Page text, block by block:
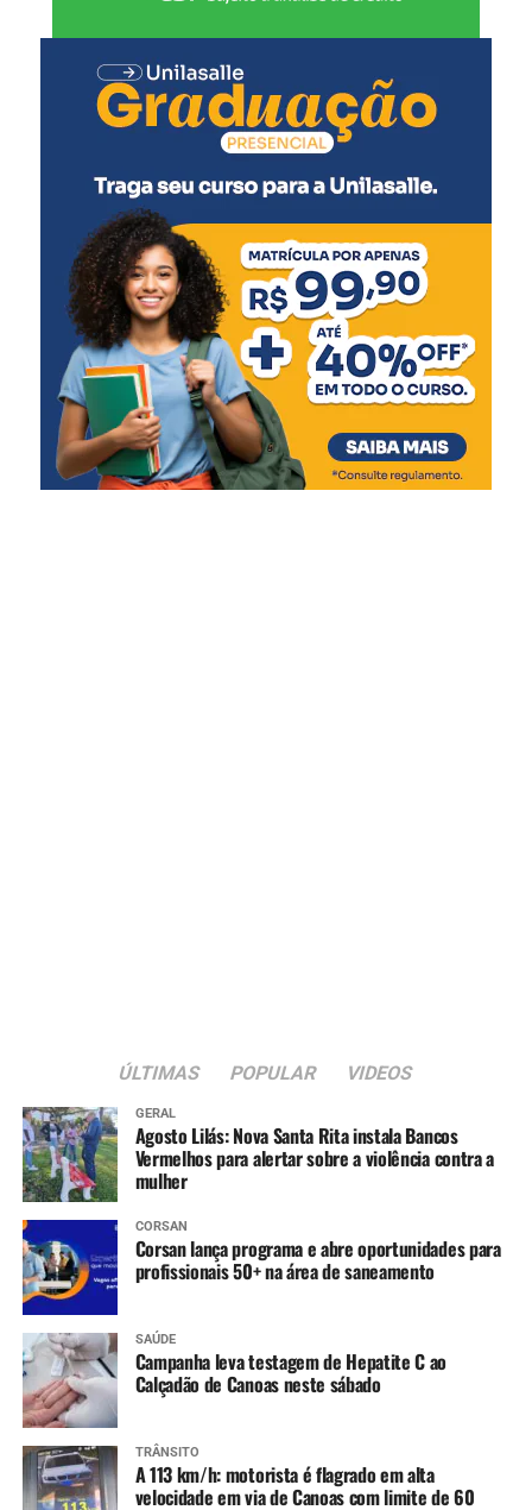
As disputas começam pela manhã com a categoria
veteranos. Na sequência, entram em ação os atletas das
categorias cadete, sub-13, júnior, sub-15, sub-11 e
O presidente da Federação Gaúcha de Judô, Luiz Bayard,
acredita em uma competição de alto nível técnico e
destaca o bom momento vivido pelos judocas gaúchos.
“Ao longo do último mês,
vimos atletas gaúchos
conquistarem medalhas na
Europa, no Peru e, na
última semana, no Troféu
Brasil. Tenho certeza que,
ÚLTIMAS POPULAR VIDEOS
GERAL
Agosto Lilás: Nova Santa Rita instala Bancos
Vermelhos para alertar sobre a violência contra a
mulher
CORSAN
Corsan lança programa e abre oportunidades para
profissionais 50+ na área de saneamento
SAÚDE
Campanha leva testagem de Hepatite C ao
Calçadão de Canoas neste sábado
TRÂNSITO
A 113 km/h: motorista é flagrado em alta
velocidade em via de Canoas com limite de 60